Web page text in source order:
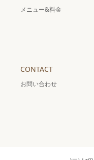
メニュー&料金
CONTACT
お問い合わせ